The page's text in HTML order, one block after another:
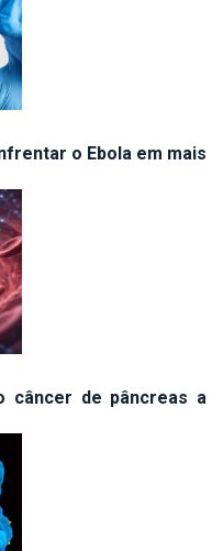
o Ebola em mais
câncer de pâncreas a